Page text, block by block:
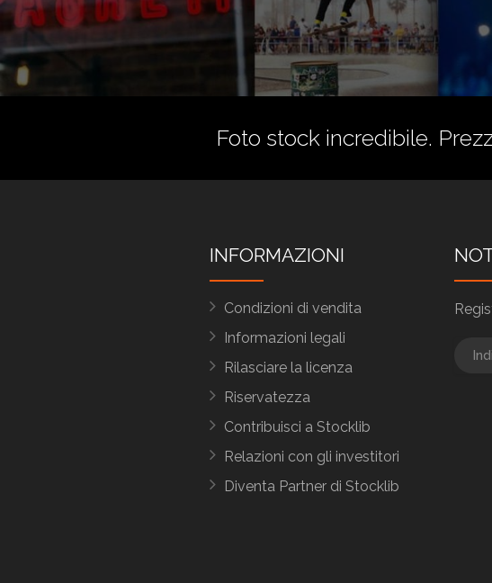
Foto stock incredibile.
INFORMAZIONI
Condizioni di vendita
Informazioni legali
Rilasciare la licenza
Riservatezza
Contribuisci a Stocklib
Relazioni con gli investitori
Diventa Partner di Stocklib